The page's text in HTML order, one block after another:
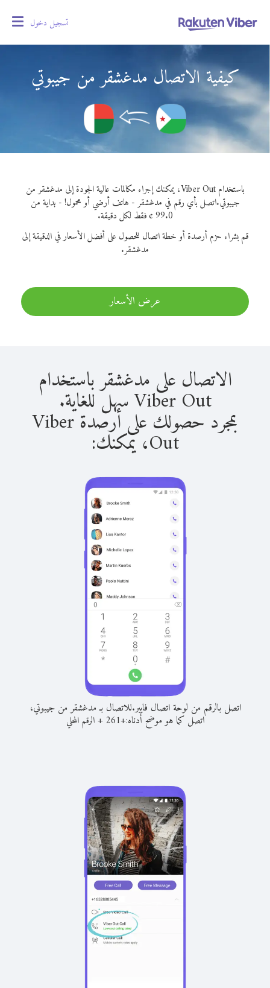
تسجيل دخول
كيفية الاتصال مدغشقر من جيبوتي
باستخدام Viber Out، يمكنك إجراء مكالمات عالية الجودة إلى مدغشقر من
جيبوتي.اتصل بأي رقم في مدغشقر - هاتف أرضي أو محمول! - بداية من
99.0 ¢ فقط لكل دقيقة.
قم بشراء حزم أرصدة أو خطة اتصال للحصول على أفضل الأسعار في الدقيقة إلى
مدغشقر.
عرض الأسعار
الاتصال على مدغشقر باستخدام
Viber Out سهل للغاية.
بمجرد حصولك على أرصدة Viber
Out، يمكنك:
اتصل بالرقم من لوحة اتصال فايبر.للاتصال بـ مدغشقر من جيبوتي،
اتصل كما هو موضح أدناه:+
261
+الرقم المحلي